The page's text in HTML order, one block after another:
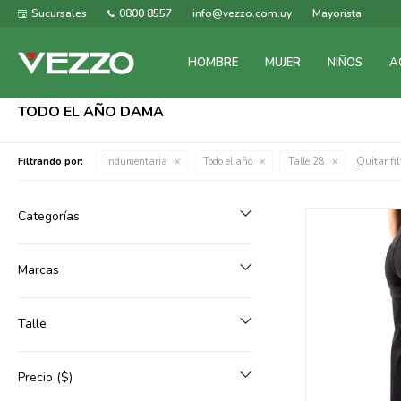
HOMBRE MUJER NIÑOS
Sucursales 0800 8557 info@vezzo.com.uy Mayorista
TODO EL AÑO DAMA
Filtrando por: Indumentaria Todo el año Talle 28 Quitar
Categorías
Marcas
Talle
Precio ($)